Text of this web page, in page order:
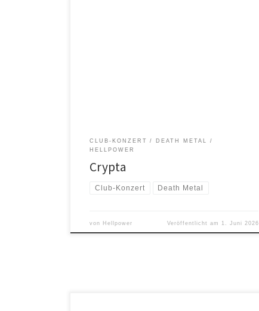
CLUB-KONZERT
DEATH METAL
HELLPOWER
Crypta
Club-Konzert Death Metal
von Hellpower Veröffentlicht am 1. Juni 2026